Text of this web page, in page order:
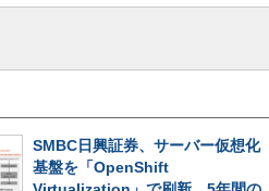
SMBC日興証券、サーバー仮想化
基盤を「OpenShift